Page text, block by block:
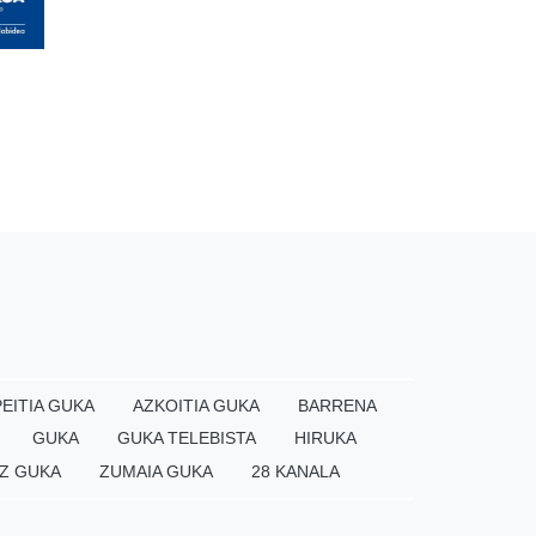
GUKA AZKOITIA GUKA
BARRENA
GUKA
GUKA TELEBISTA
HIRUKA
GUKA
ZUMAIA GUKA 28 KANALA